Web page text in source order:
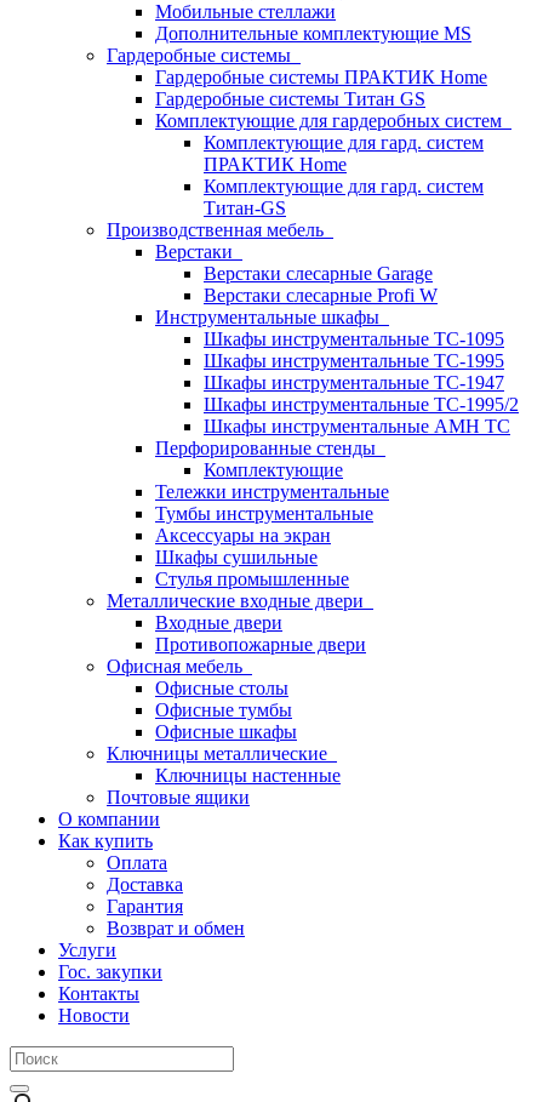
Мобильные стеллажи
Дополнительные комплектующие MS
Гардеробные системы
Гардеробные системы ПРАКТИК Home
Гардеробные системы Титан GS
Комплектующие для гардеробных систем
Комплектующие для гард. систем
ПРАКТИК Home
Комплектующие для гард. систем
Титан-GS
Производственная мебель
Верстаки
Верстаки слесарные Garage
Верстаки слесарные Profi W
Инструментальные шкафы
Шкафы инструментальные TC-1095
Шкафы инструментальные TC-1995
Шкафы инструментальные TC-1947
Шкафы инструментальные TC-1995/2
Шкафы инструментальные AMH TC
Перфорированные стенды
Комплектующие
Тележки инструментальные
Тумбы инструментальные
Аксессуары на экран
Шкафы сушильные
Стулья промышленные
Металлические входные двери
Входные двери
Противопожарные двери
Офисная мебель
Офисные столы
Офисные тумбы
Офисные шкафы
Ключницы металлические
Ключницы настенные
Почтовые ящики
О компании
Как купить
Оплата
Доставка
Гарантия
Возврат и обмен
Услуги
Гос. закупки
Контакты
Новости